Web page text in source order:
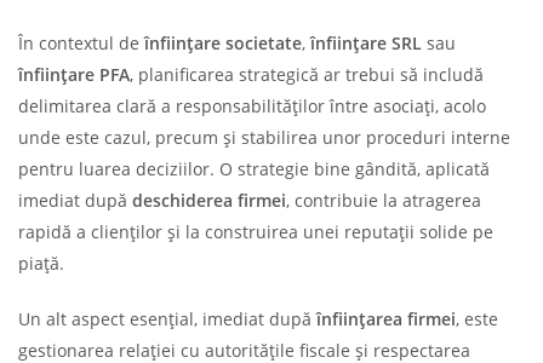
În contextul deînființare societate,înființare SRL sau
înființare PFA, planificarea strategică ar trebui să includă
delimitarea clară a responsabilităților între asociați, acolo
unde este cazul, precum și stabilirea unor proceduri interne
pentru luarea deciziilor. O strategie bine gândită, aplicată
imediat după deschiderea firmei, contribuie la atragerea
rapidă a clienților și la construirea unei reputații solide pe
piață.
Un alt aspect esențial, imediat dupăînființarea firmei, este
gestionarea relației cu autoritățile fiscale și respectarea